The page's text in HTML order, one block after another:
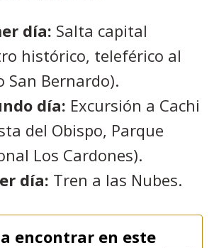
día: Salta capital
histórico, teleférico al
San Bernardo).
día: Excursión a Cachi
del Obispo, Parque
Los Cardones).
día: Tren a las Nubes.
a encontrar en este